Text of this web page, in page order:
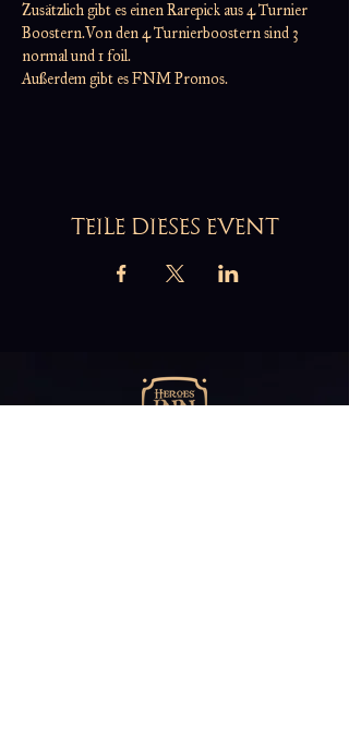
Zusätzlich gibt es einen Rarepick aus 4 Turnier
Boostern.Von den 4 Turnierboostern sind 3
normal und 1 foil.
Außerdem gibt es FNM Promos.
TEILE DIESES EVENT